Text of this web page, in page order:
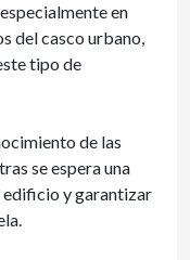
en
del casco urbano,
tipo de
de las
se espera una
edificio y garantizar